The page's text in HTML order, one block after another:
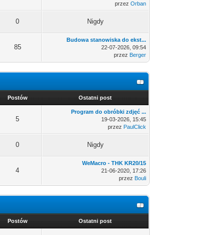
przezOrban
0 Nigdy
85
Budowa stanowiska do ekst...
22-07-2026, 09:54
przez Berger
Postów Ostatni post
5
Program do obróbki zdjęć ...
19-03-2026, 15:45
przez PaulClick
0 Nigdy
4
WeMacro - THK KR20/15
21-06-2020, 17:26
przez Bouli
Postów Ostatni post